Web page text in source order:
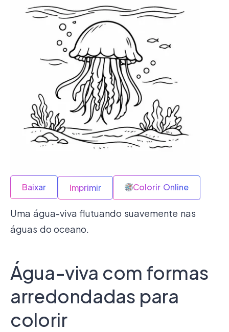
Baixar Imprimir Colorir Online
Uma água-viva flutuando suavemente nas
águas do oceano.
Água-viva com formas
arredondadas para
colorir